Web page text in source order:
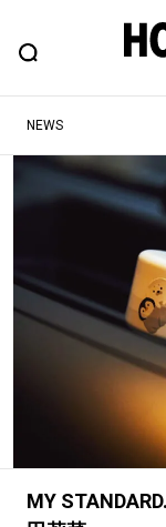
ヒップなファッ
#注目のタグ
#SHOPPING
#ESSENTIAL
#NEW
#路地裏てぃ
#GH 銘品の所
#Commune H
#LIFESTYLE
NEWS
MY